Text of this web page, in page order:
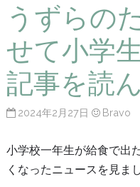
うずらの
せて小学
記事を読
2024年2月27日 Bravo
小学校一年生が給食で出
くなったニュースを見まし